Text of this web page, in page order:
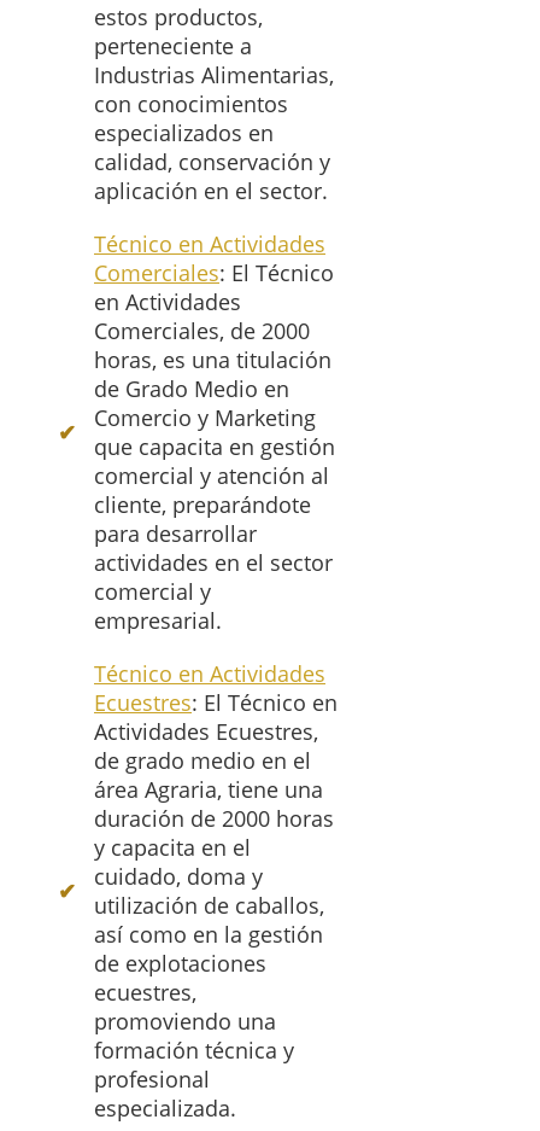
estos productos,
perteneciente a
Industrias Alimentarias,
con conocimientos
especializados en
calidad, conservación y
aplicación en el sector.
Técnico en Actividades
Comerciales: El Técnico
en Actividades
Comerciales, de 2000
horas, es una titulación
de Grado Medio en
Comercio y Marketing
que capacita en gestión
comercial y atención al
cliente, preparándote
para desarrollar
actividades en el sector
comercial y
empresarial.
Técnico en Actividades
Ecuestres: El Técnico en
Actividades Ecuestres,
de grado medio en el
área Agraria, tiene una
duración de 2000 horas
y capacita en el
cuidado, doma y
utilización de caballos,
así como en la gestión
de explotaciones
ecuestres,
promoviendo una
formación técnica y
profesional
especializada.